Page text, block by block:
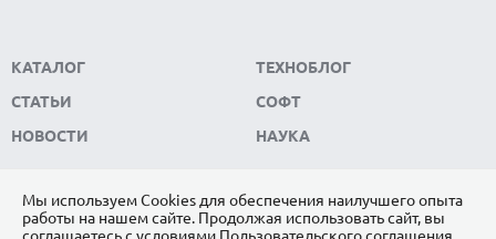
КАТАЛОГ
СТАТЬИ
НОВОСТИ
ТЕХНОБЛОГ
СОФТ
НАУКА
ПОДПИШИТЕСЬ НА НАС
Мы используем Сookies для обеспечения наилучшего опыта
работы на нашем сайте. Продолжая использовать сайт, вы